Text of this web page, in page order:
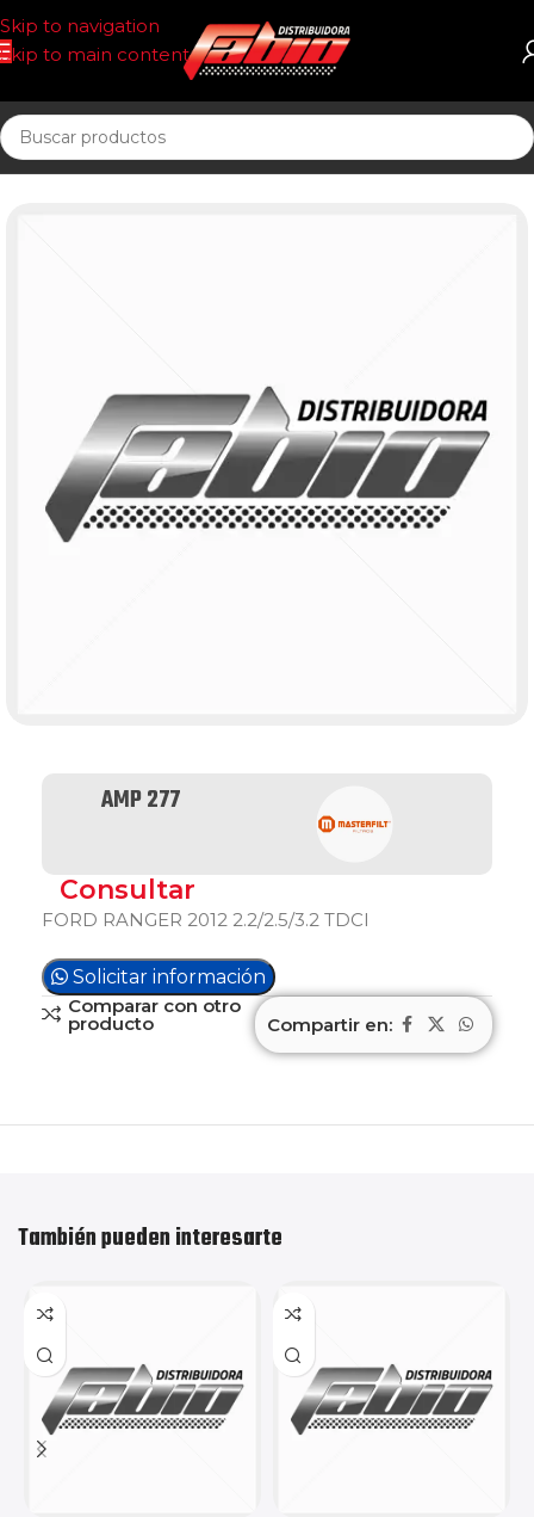
Skip to navigation
Skip to main content
Inicio FILTRO AIRE CIRCULAR
AMP 277
Consultar
FORD RANGER 2012 2.2/2.5/3.2 TDCI
Solicitar información
Comparar con otro
producto Compartir en:
También pueden interesarte